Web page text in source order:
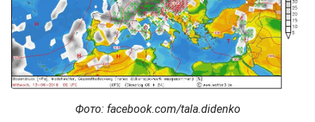
Фото: facebook.com/tala.didenko